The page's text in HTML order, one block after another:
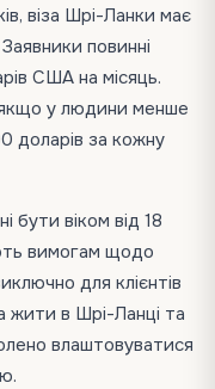
віза Шрі-Ланки має
повинні
США на місяць.
якщо у людини менше
доларів за кожну
бути віком від 18
вимогам щодо
для клієнтів
в Шрі-Ланці та
влаштовуватися